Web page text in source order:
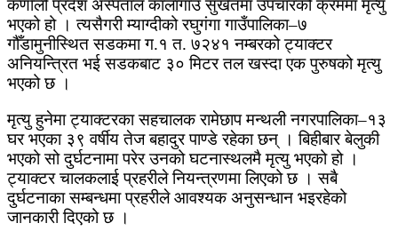
कर्णाली प्रदेश अस्पताल कालागाउँ सुर्खेतमा उपचारको क्रममा मृत्यु
भएको हो । त्यसैगरी म्याग्दीको रघुगंगा गाउँपालिका–७
गौँडामुनीस्थित सडकमा ग.१ त. ७२४१ नम्बरको ट्याक्टर
अनियन्त्रित भई सडकबाट ३० मिटर तल खस्दा एक पुरुषको मृत्यु
भएको छ ।
मृत्यु हुनेमा ट्याक्टरका सहचालक रामेछाप मन्थली नगरपालिका–१३
घर भएका ३९ वर्षीय तेज बहादुर पाण्डे रहेका छन् । बिहीबार बेलुकी
भएको सो दुर्घटनामा परेर उनको घटनास्थलमै मृत्यु भएको हो ।
ट्याक्टर चालकलाई प्रहरीले नियन्त्रणमा लिएको छ । सबै
दुर्घटनाका सम्बन्धमा प्रहरीले आवश्यक अनुसन्धान भइरहेको
जानकारी दिएको छ ।